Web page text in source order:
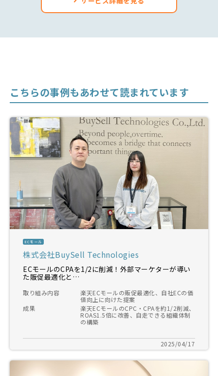
こちらの事例もあわせて読まれています
ECモール
株式会社BuySell Technologies
ECモールのCPAを1/2に削減！外部マーケターが導い
た販促最適化と…
取り組み内容
楽天ECモールの販促最適化、自社ECの価
値向上に向けた提案
成果
楽天ECモールのCPC・CPAを約1/2削減、
ROAS1.5倍に改善、自走できる組織体制
の構築
2025/04/17